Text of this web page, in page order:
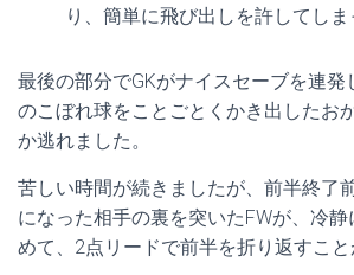
り、簡単に飛び出しを許してしま
最後の部分でGKがナイスセーブを連発
のこぼれ球をことごとくかき出したお
か逃れました。
苦しい時間が続きましたが、前半終了
になった相手の裏を突いたFWが、冷
めて、2点リードで前半を折り返すこと